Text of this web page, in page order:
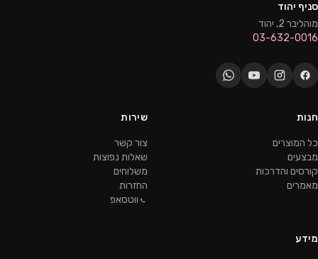
סניף יהוד
מוהליבר 2, יהוד
03-632-0016
חנות
כל המוצרים
מבצעים
קורסים והדרכות
מאמרים
שירות
צור קשר
שאלות נפוצות
משלוחים
החזרות
ווטסאפ
מידע